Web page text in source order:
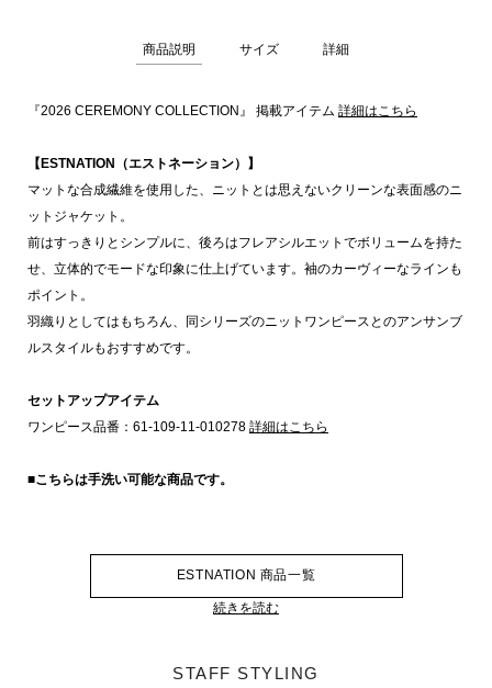
商品説明 サイズ 詳細
『2026 CEREMONY COLLECTION』 掲載アイテム 詳細はこちら
【ESTNATION（エストネーション）】
マットな合成繊維を使用した、ニットとは思えないクリーンな表面感のニ
ットジャケット。
前はすっきりとシンプルに、後ろはフレアシルエットでボリュームを持た
せ、立体的でモードな印象に仕上げています。袖のカーヴィーなラインも
ポイント。
羽織りとしてはもちろん、同シリーズのニットワンピースとのアンサンブ
ルスタイルもおすすめです。
セットアップアイテム
ワンピース品番：61-109-11-010278 詳細はこちら
■こちらは手洗い可能な商品です。
ESTNATION 商品一覧
続きを読む
STAFF STYLING